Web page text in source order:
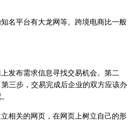
名平台有大龙网等。跨境电商比一般
发布需求信息寻找交易机会。第二
三步，交易完成后企业的双方应该办
相关的网页，在网页上树立自己的形